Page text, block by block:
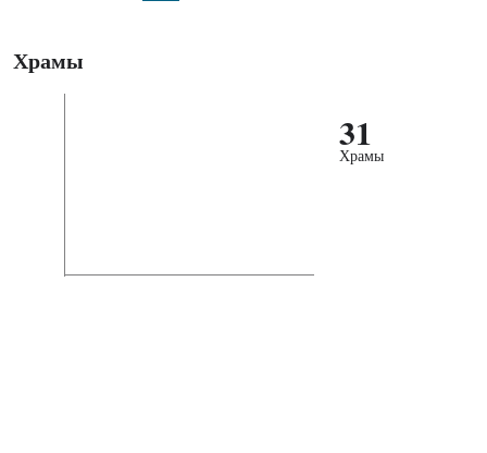
Храмы
31
Храмы